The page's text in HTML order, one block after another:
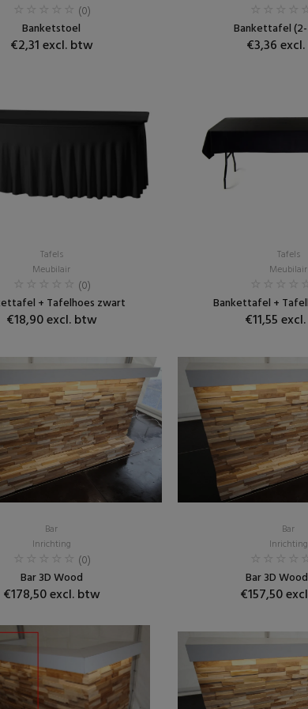
(0)
Banketstoel
€2,31 excl. btw
Bankettafel
€3,36
Tafels
Meubilair
(0)
+ Tafelhoes zwart
€18,90 excl. btw
Tafels
Meubilair
Bankettafel +
€11,55
Bar
Inrichting
(0)
Bar 3D Wood
€178,50 excl. btw
Bar
Inrichting
Bar 3D
€157,50